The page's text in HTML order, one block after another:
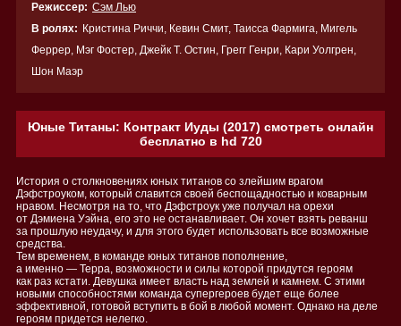
Режиссер: Сэм Лью
В ролях: Кристина Риччи, Кевин Смит, Таисса Фармига, Мигель
Феррер, Мэг Фостер, Джейк Т. Остин, Грегг Генри, Кари Уолгрен,
Шон Маэр
Юные Титаны: Контракт Иуды (2017) смотреть онлайн
бесплатно в hd 720
История о столкновениях юных титанов со злейшим врагом
Дэфстроуком, который славится своей беспощадностью и коварным
нравом. Несмотря на то, что Дэфстроук уже получал на орехи
от Дэмиена Уэйна, его это не останавливает. Он хочет взять реванш
за прошлую неудачу, и для этого будет использовать все возможные
средства.
Тем временем, в команде юных титанов пополнение,
а именно — Терра, возможности и силы которой придутся героям
как раз кстати. Девушка имеет власть над землей и камнем. С этими
новыми способностями команда супергероев будет еще более
эффективной, готовой вступить в бой в любой момент. Однако на деле
героям придется нелегко.